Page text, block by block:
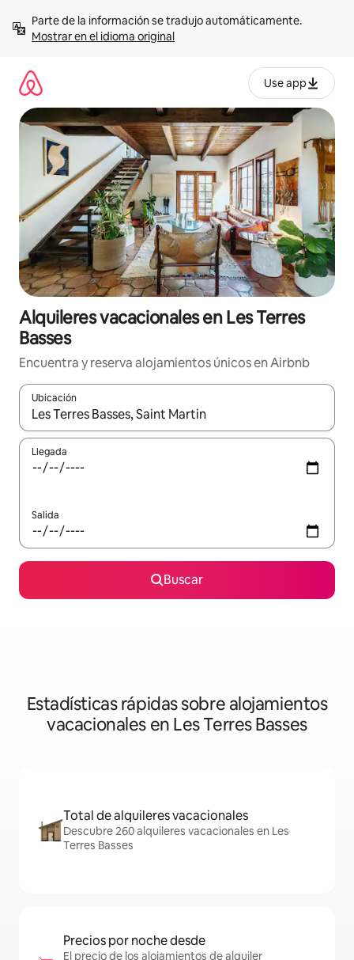
contenidoMostrar en el idioma original
Use app
Alquileres vacacionales en Les Terres
Basses
Encuentra y reserva alojamientos únicos en Airbnb
Ubicación
Cuando los resultados estén disponibles, navega con las
Llegada
Salida
Buscar
Estadísticas rápidas sobre alojamientos
vacacionales en Les Terres Basses
Total de alquileres vacacionales
Descubre 260 alquileres vacacionales en Les
Terres Basses
Precios por noche desde
El precio de los alojamientos de alquiler